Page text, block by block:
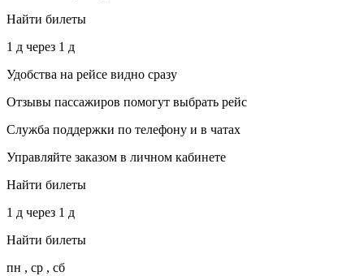
Найти билеты
1 д через 1 д
Удобства на рейсе видно сразу
Отзывы пассажиров помогут выбрать рейс
Служба поддержки по телефону и в чатах
Управляйте заказом в личном кабинете
Найти билеты
1 д через 1 д
Найти билеты
пн , ср , сб